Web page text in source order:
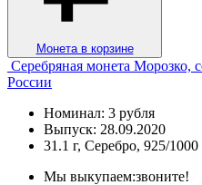
Монета в корзине
Серебряная монета Морозко,
России
Номинал: 3 рубля
Выпуск: 28.09.2020
31.1 г, Серебро, 925/1000
Мы выкупаем:звоните!